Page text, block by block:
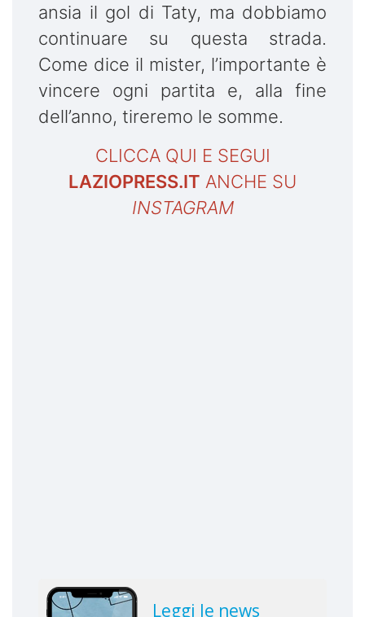
ansia il gol di Taty, ma dobbiamo
continuare su questa strada.
Come dice il mister, l’importante è
vincere ogni partita e, alla fine
dell’anno, tireremo le somme.
CLICCA QUI E SEGUI
LAZIOPRESS.IT ANCHE SU
INSTAGRAM